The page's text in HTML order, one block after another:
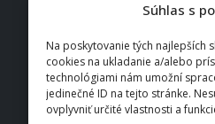
Súhlas s
Na poskytovanie tých najlepších
cookies na ukladanie a/alebo
technológiami nám umožní
jedinečné ID na tejto stránke.
ovplyvniť určité vlastnosti a